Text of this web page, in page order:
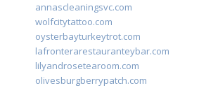
annascleaningsvc.com
wolfcitytattoo.com
oysterbayturkeytrot.com
lafronterarestauranteybar.com
lilyandrosetearoom.com
olivesburgberrypatch.com